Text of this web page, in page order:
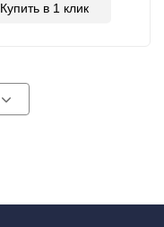
Купить в 1 клик